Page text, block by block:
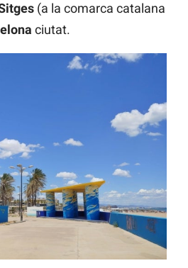
(a la comarca catalana
ciutat.